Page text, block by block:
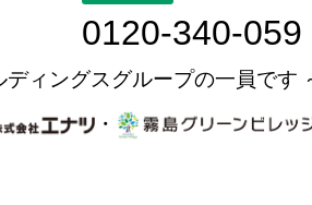
0120-340-059
ィングスグループの一員です
・